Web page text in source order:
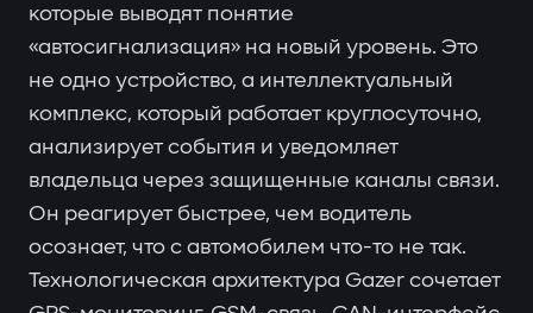
которые выводят понятие
«автосигнализация» на новый уровень. Это
не одно устройство, а интеллектуальный
комплекс, который работает круглосуточно,
анализирует события и уведомляет
владельца через защищенные каналы связи.
Он реагирует быстрее, чем водитель
осознает, что с автомобилем что-то не так.
Технологическая архитектура Gazer сочетает